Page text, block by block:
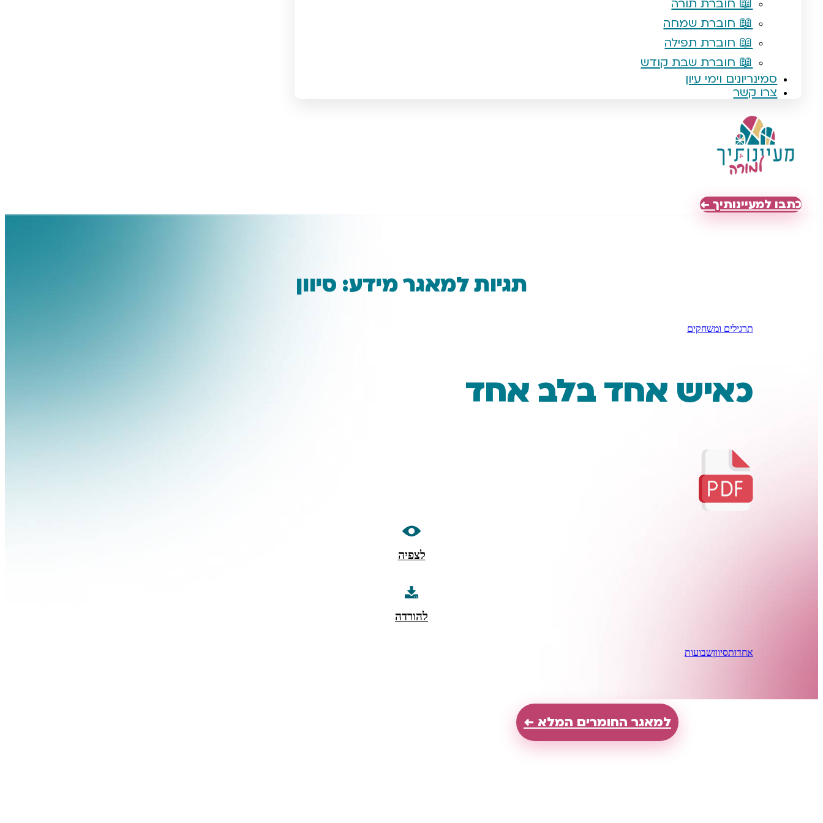
📖 חוברת תורה
📖 חוברת שמחה
📖 חוברת תפילה
📖 חוברת שבת קודש
סמינריונים וימי עיון
צרו קשר
כתבו למעיינותיך ←
תגיות למאגר מידע: סיוון
תרגילים ומשחקים
כאיש אחד בלב אחד
לצפיה
להורדה
אחדותסיווןשבועות
למאגר החומרים המלא ←